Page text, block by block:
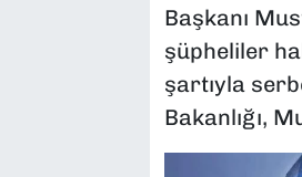
Başkanı
şüpheliler
şartıyla
Bakanlığı,